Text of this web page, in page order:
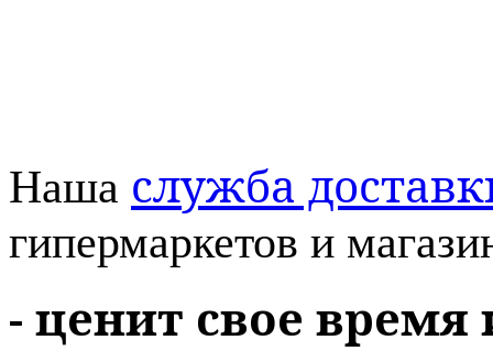
Наша служба
гипермаркетов и
- ценит свое